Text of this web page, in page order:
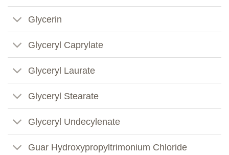
Glycerin
Glyceryl Caprylate
Glyceryl Laurate
Glyceryl Stearate
Glyceryl Undecylenate
Guar Hydroxypropyltrimonium Chloride